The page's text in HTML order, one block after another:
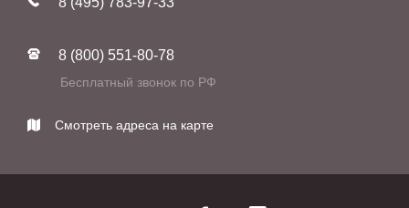
Фабрики
Реставрация
Контакты
8 (800) 551-80-78
Бесплатный звонок по РФ
Смотреть адреса на карте